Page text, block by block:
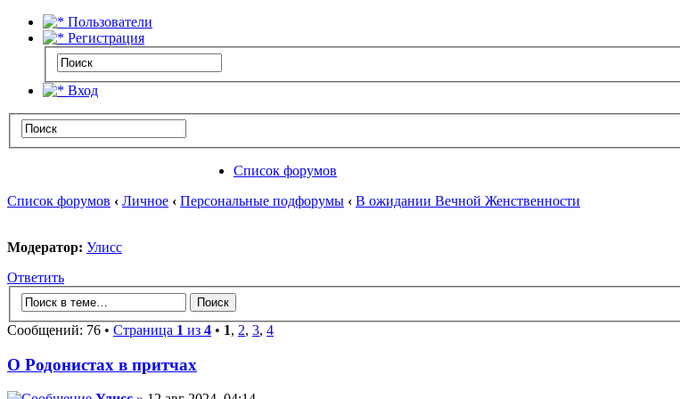
Пользователи
Регистрация
Вход
Список форумов
Список форумов ‹ Личное ‹ Персональные подфорумы ‹ В ожидании Вечной Женственности
Модератор: Улисс
Ответить
Сообщений: 76 • Страница 1 из 4 • 1, 2, 3, 4
О Родонистах в притчах